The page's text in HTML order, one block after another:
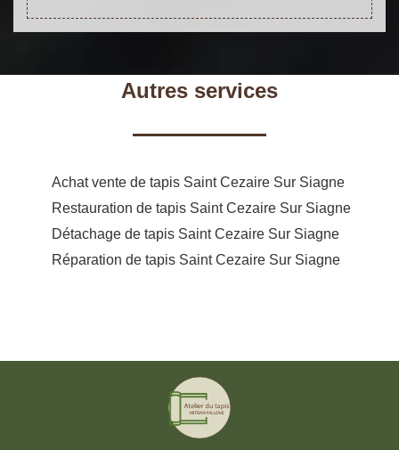
Autres services
Achat vente de tapis Saint Cezaire Sur Siagne
Restauration de tapis Saint Cezaire Sur Siagne
Détachage de tapis Saint Cezaire Sur Siagne
Réparation de tapis Saint Cezaire Sur Siagne